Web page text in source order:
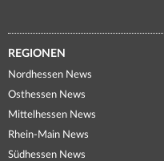
REGIONEN
Nordhessen News
Osthessen News
Mittelhessen News
Rhein-Main News
Südhessen News